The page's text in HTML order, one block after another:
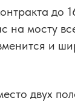
до
на мосту
и
двух